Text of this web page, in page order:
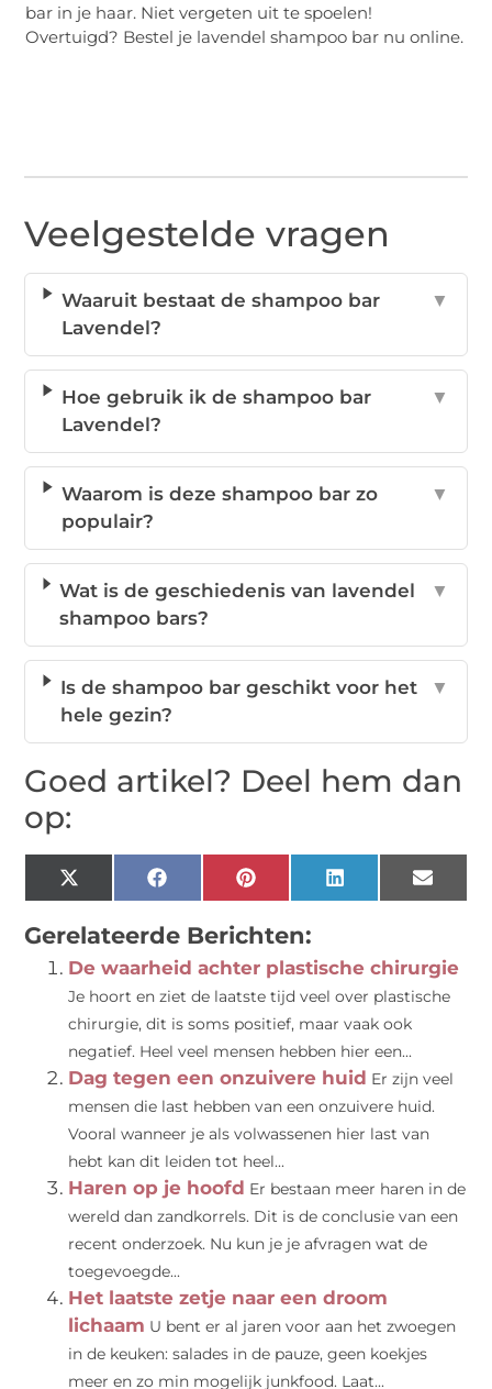
bar in je haar. Niet vergeten uit te spoelen!
Overtuigd? Bestel je lavendel shampoo bar nu online.
Veelgestelde vragen
Waaruit bestaat de shampoo bar
Lavendel?
▼
Hoe gebruik ik de shampoo bar
Lavendel?
▼
Waarom is deze shampoo bar zo
populair?
▼
Wat is de geschiedenis van lavendel
shampoo bars?
▼
Is de shampoo bar geschikt voor het
hele gezin?
▼
Goed artikel? Deel hem dan
op:
X
(Twitter)
FacebookPinterestLinkedIn Email
Gerelateerde Berichten:
De waarheid achter plastische chirurgie
Je hoort en ziet de laatste tijd veel over plastische
chirurgie, dit is soms positief, maar vaak ook
negatief. Heel veel mensen hebben hier een...
Dag tegen een onzuivere huid Er zijn veel
mensen die last hebben van een onzuivere huid.
Vooral wanneer je als volwassenen hier last van
hebt kan dit leiden tot heel...
Haren op je hoofd Er bestaan meer haren in de
wereld dan zandkorrels. Dit is de conclusie van een
recent onderzoek. Nu kun je je afvragen wat de
toegevoegde...
Het laatste zetje naar een droom
lichaam U bent er al jaren voor aan het zwoegen
in de keuken: salades in de pauze, geen koekjes
meer en zo min mogelijk junkfood. Laat...